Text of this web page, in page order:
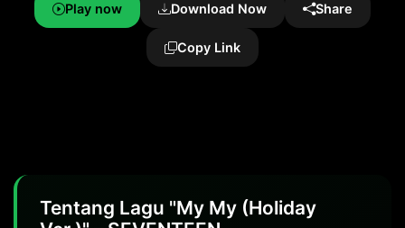
Play now Download Now Share
Copy Link
Tentang Lagu "My My (Holiday